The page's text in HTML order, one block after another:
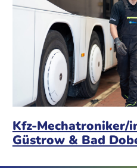
Kfz-Mechatroniker/
Güstrow & Bad